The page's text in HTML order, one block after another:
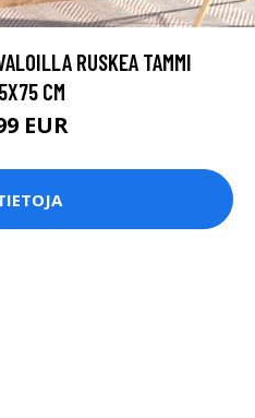
RUSKEA TAMMI
CM
EUR